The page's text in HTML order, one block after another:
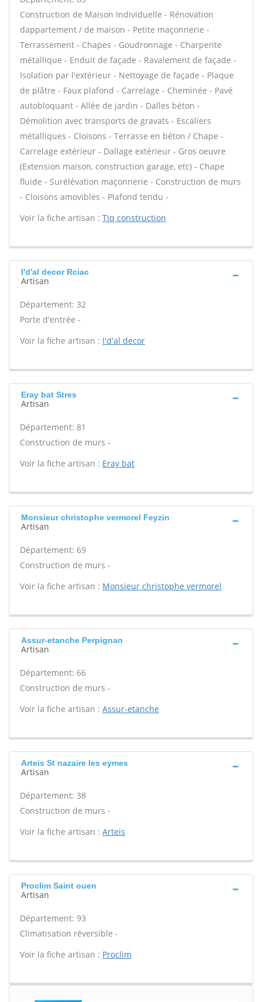
Construction de Maison Individuelle - Rénovation
dappartement / de maison - Petite maçonnerie -
Terrassement - Chapes - Goudronnage - Charpente
métallique - Enduit de façade - Ravalement de façade -
Isolation par l'extérieur - Nettoyage de façade - Plaque
de plâtre - Faux plafond - Carrelage - Cheminée - Pavé
autobloquant - Allée de jardin - Dalles béton -
Démolition avec transports de gravats - Escaliers
métalliques - Cloisons - Terrasse en béton / Chape -
Carrelage extérieur - Dallage extérieur - Gros oeuvre
(Extension maison, construction garage, etc) - Chape
fluide - Surélévation maçonnerie - Construction de murs
- Cloisons amovibles - Plafond tendu -
Voir la fiche artisan : Tiq construction
I'd'al decor Rciac
Artisan
Département: 32
Porte d'entrée -
Voir la fiche artisan : I'd'al decor
Eray bat Stres
Artisan
Département: 81
Construction de murs -
Voir la fiche artisan : Eray bat
Monsieur christophe vermorel Feyzin
Artisan
Département: 69
Construction de murs -
Voir la fiche artisan : Monsieur christophe vermorel
Assur-etanche Perpignan
Artisan
Département: 66
Construction de murs -
Voir la fiche artisan : Assur-etanche
Arteis St nazaire les eymes
Artisan
Département: 38
Construction de murs -
Voir la fiche artisan : Arteis
Proclim Saint ouen
Artisan
Département: 93
Climatisation réversible -
Voir la fiche artisan : Proclim